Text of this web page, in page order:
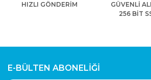
HIZLI GÖNDERİM
GÜVENLİ
256 BİT
E-BÜLTEN ABONELİĞİ